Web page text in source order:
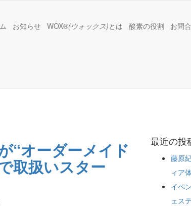
お知らせ WOX®(ウォックス)とは 酸素の役割 お問
“オーダーメイド
取扱いスター
最近の投
藤原
ィア
イベ
ェス